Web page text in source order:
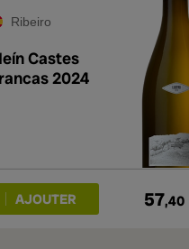
Ribeiro
Castes
2024
57,40